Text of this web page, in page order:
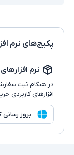
پکیج‌های نرم
نرم
در هنگام ثبت
افزارهای کاربردی
بروز رسانی